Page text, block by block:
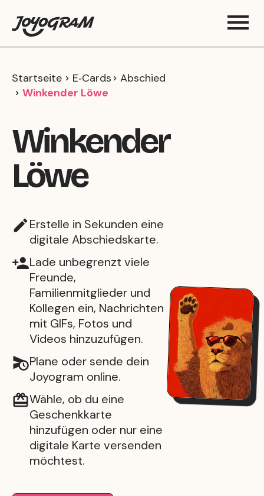
Startseite E‑Cards
Abschied
Winkender Löwe
Winkender
Löwe
Erstelle in Sekunden eine
digitale Abschiedskarte.
Lade unbegrenzt viele
Freunde,
Familienmitglieder und
Kollegen ein, Nachrichten
mit GIFs, Fotos und
Videos hinzuzufügen.
Plane oder sende dein
Joyogram online.
Wähle, ob du eine
Geschenkkarte
hinzufügen oder nur eine
digitale Karte versenden
möchtest.